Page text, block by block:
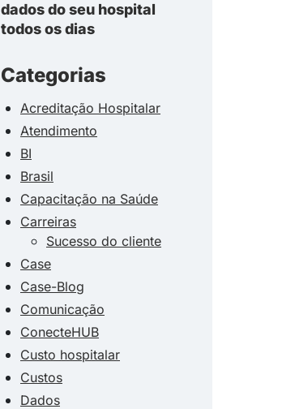
dados do seu hospital
todos os dias
Categorias
Acreditação Hospitalar
Atendimento
BI
Brasil
Capacitação na Saúde
Carreiras
Sucesso do cliente
Case
Case-Blog
Comunicação
ConecteHUB
Custo hospitalar
Custos
Dados